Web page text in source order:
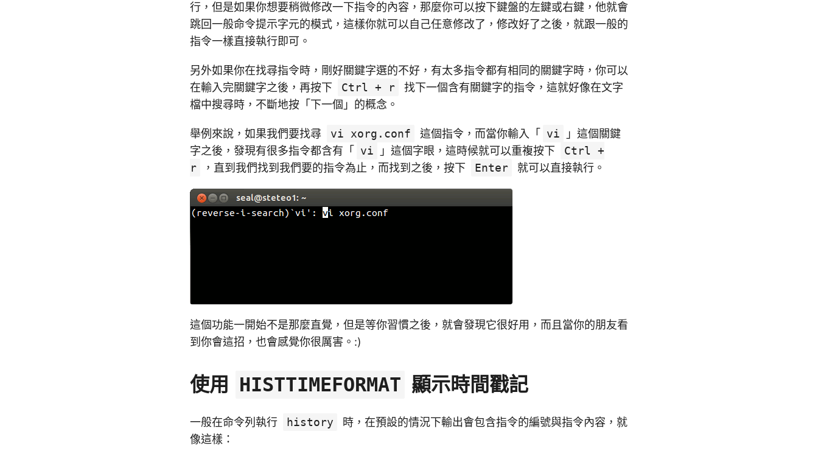
行，但是如果你想要稍微修改一下指令的內容，那麼你可以按下鍵盤的左鍵或右鍵，他就會
跳回一般命令提示字元的模式，這樣你就可以自己任意修改了，修改好了之後，就跟一般的
指令一樣直接執行即可。
另外如果你在找尋指令時，剛好關鍵字選的不好，有太多指令都有相同的關鍵字時，你可以
在輸入完關鍵字之後，再按下
Ctrl + r
找下一個含有關鍵字的指令，這就好像在文字
檔中搜尋時，不斷地按「下一個」的概念。
舉例來說，如果我們要找尋 vi xorg.conf 這個指令，而當你輸入「 vi
」這個關鍵
字之後，發現有很多指令都含有「
vi 」這個字眼，這時候就可以重複按下
Ctrl +
r
，直到我們找到我們要的指令為止，而找到之後，按下 Enter 就可以直接執行。
這個功能一開始不是那麼直覺，但是等你習慣之後，就會發現它很好用，而且當你的朋友看
到你會這招，也會感覺你很厲害。:)
使用 HISTTIMEFORMAT 顯示時間戳記
一般在命令列執行 history
時，在預設的情況下輸出會包含指令的編號與指令內容，就
像這樣：